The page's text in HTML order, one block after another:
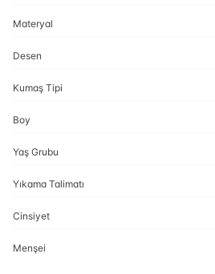
Materyal
Desen
Kumaş Tipi
Boy
Yaş Grubu
Yıkama Talimatı
Cinsiyet
Menşei